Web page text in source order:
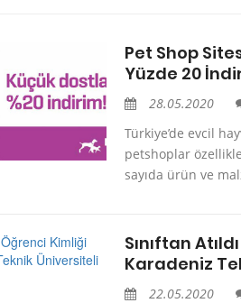
Pet Shop
Yüzde 20
28.05.2020
Türkiye’de evcil
petshoplar
sayıda ürün ve
Sınıftan
Karadeniz
22.05.2020